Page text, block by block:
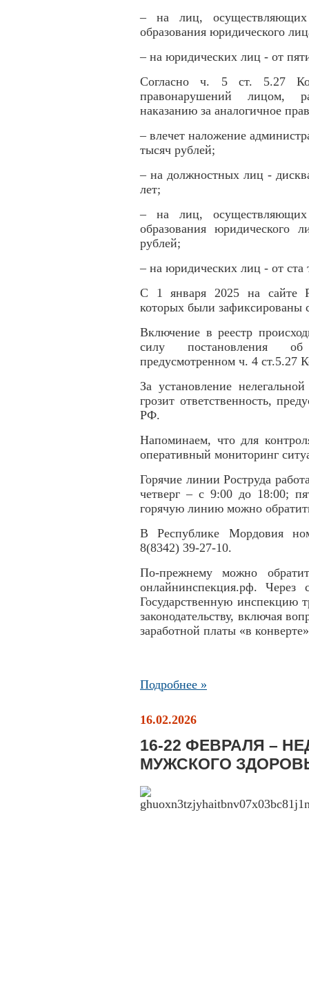
– на лиц, осуществляющих
образования юридического
– на юридических лиц - от
Согласно ч. 5 ст. 5.27
правонарушений лицом,
наказанию за аналогичное
– влечет наложение
тысяч рублей;
– на должностных лиц -
лет;
– на лиц, осуществляющих
образования юридического
рублей;
– на юридических лиц - от ста
С 1 января 2025 на сайте
которых были зафиксированы
Включение в реестр
силу постановления об
предусмотренном ч. 4
За установление
грозит ответственность,
РФ.
Напоминаем, что для
оперативный мониторинг
Горячие линии Роструда
четверг – с 9:00 до 18:00;
горячую линию можно
В Республике Мордовия
8(8342) 39-27-10.
По-прежнему можно
онлайнинспекция.рф.
Государственную инспекцию
законодательству, включая
заработной платы «в
Подробнее »
16.02.2026
16-22 ФЕВРАЛЯ –
МУЖСКОГО